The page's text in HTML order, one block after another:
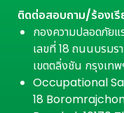
ติดต่อสอบถาม/ร้องเรี
กองความปลอดภัยแ
เลขที่ 18 ถนนบรม
เขตตลิ่งชัน กรุงเทพ
Occupational
18